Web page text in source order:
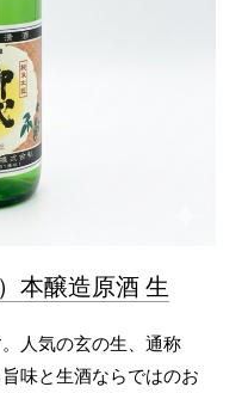
本醸造原酒 生
人気の玄の生、通称
味と生酒ならではのお